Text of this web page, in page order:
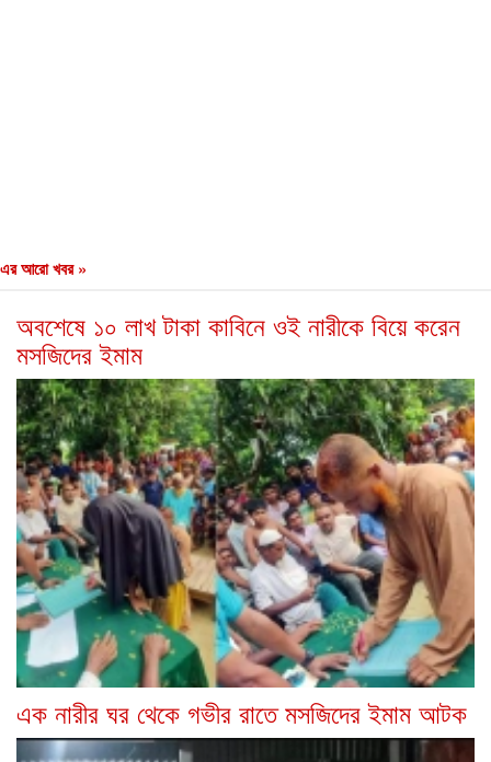
এর আরো খবর »
অবশেষে ১০ লাখ টাকা কাবিনে ওই নারীকে বিয়ে করেন
মসজিদের ইমাম
এক নারীর ঘর থেকে গভীর রাতে মসজিদের ইমাম আটক